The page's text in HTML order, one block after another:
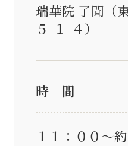
瑞華院 了聞（
５-１-４）
時 間
１１：００～